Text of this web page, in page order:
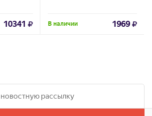
10341 В наличии 1969